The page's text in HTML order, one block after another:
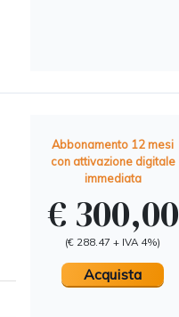
Abbonamento 12 mesi
con attivazione digitale
immediata
€ 300,00
(€ 288.47 + IVA 4%)
Acquista